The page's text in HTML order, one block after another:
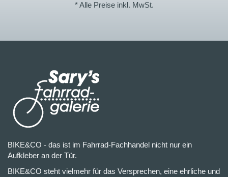
* Alle Preise inkl. MwSt.
BIKE&CO - das ist im Fahrrad-Fachhandel nicht nur ein
Aufkleber an der Tür.
BIKE&CO steht vielmehr für das Versprechen, eine ehrliche und